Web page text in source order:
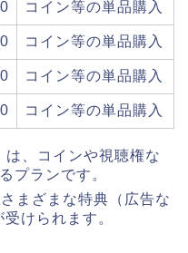
コイン等の単品購入
コイン等の単品購入
コイン等の単品購入
コイン等の単品購入
、コインや視聴権な
プランです。
まざまな特典（広告な
けられます。